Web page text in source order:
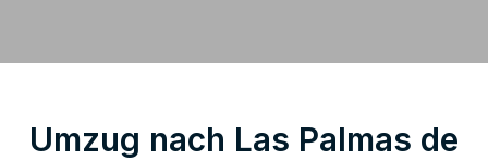
Umzug nach Las Palmas de